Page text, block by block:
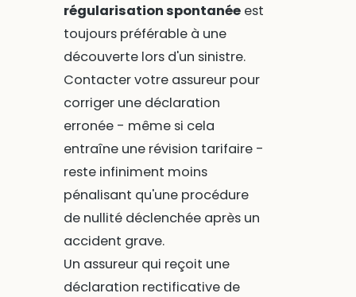
régularisation spontanéeest
toujours préférable à une
découverte lors d'un sinistre.
Contacter votre assureur pour
corriger une déclaration
erronée - même si cela
entraîne une révision tarifaire -
reste infiniment moins
pénalisant qu'une procédure
de nullité déclenchée après un
accident grave.
Un assureur qui reçoit une
déclaration rectificative de